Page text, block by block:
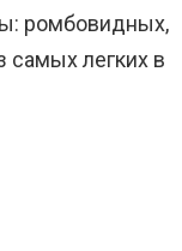
ромбовидных,
самых легких в